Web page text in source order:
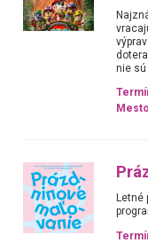
nie sú
Letné